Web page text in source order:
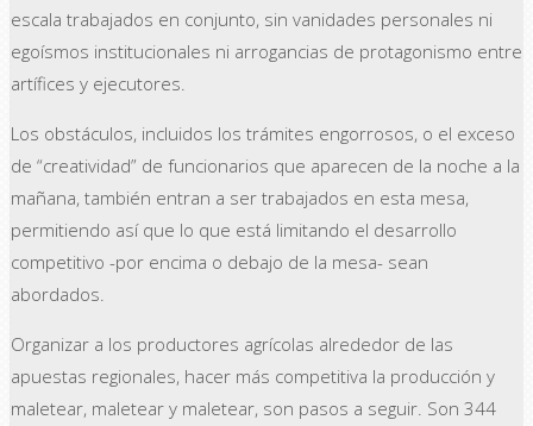
escala trabajados en conjunto, sin vanidades personales ni
egoísmos institucionales ni arrogancias de protagonismo entre
artífices y ejecutores.
Los obstáculos, incluidos los trámites engorrosos, o el exceso
de “creatividad” de funcionarios que aparecen de la noche a la
mañana, también entran a ser trabajados en esta mesa,
permitiendo así que lo que está limitando el desarrollo
competitivo -por encima o debajo de la mesa- sean
abordados.
Organizar a los productores agrícolas alrededor de las
apuestas regionales, hacer más competitiva la producción y
maletear, maletear y maletear, son pasos a seguir. Son 344